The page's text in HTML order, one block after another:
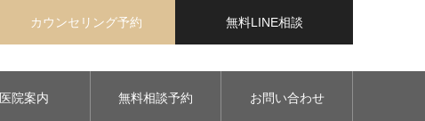
カウンセリング予約 無料LINE相談
医院案内 無料相談予約 お問い合わせ